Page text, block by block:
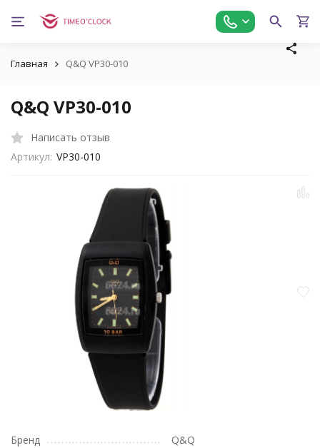
Главная Q&Q VP30-010
Q&Q VP30-010
Написать отзыв
Артикул: VP30-010
Бренд
Q&Q